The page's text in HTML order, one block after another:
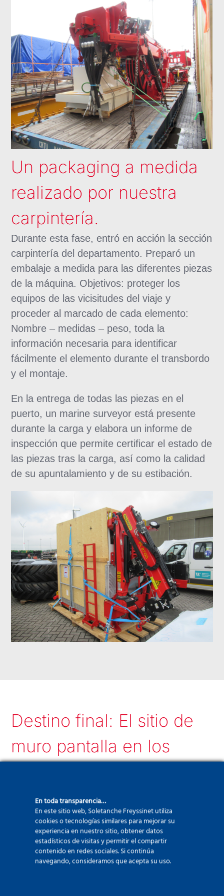
Un packaging a medida
realizado por nuestra
carpintería.
Durante esta fase, entró en acción la sección
carpintería del departamento. Preparó un
embalaje a medida para las diferentes piezas
de la máquina. Objetivos: proteger los
equipos de las vicisitudes del viaje y
proceder al marcado de cada elemento:
Nombre – medidas – peso, toda la
información necesaria para identificar
fácilmente el elemento durante el transbordo
y el montaje.
En la entrega de todas las piezas en el
puerto, un marine surveyor está presente
durante la carga y elabora un informe de
inspección que permite certificar el estado de
las piezas tras la carga, así como la calidad
de su apuntalamiento y de su estibación.
Destino final: El sitio de
muro pantalla en los
tráileres, el barco puso rumbo al destino
final, el puerto de Savannah, al sur de los
Estados Unidos. “Teníamos que hacer frente
a los riesgos de los transportes marítimos:
los buques se paran en otros puertos antes
En toda transparencia…
En este sitio web, Soletanche Freyssinet utiliza
cookies o tecnologías similares para mejorar su
experiencia en nuestro sitio, obtener datos
estadísticos de visitas y permitir el compartir
contenido en redes sociales. Si continúa
navegando, consideramos que acepta su uso.